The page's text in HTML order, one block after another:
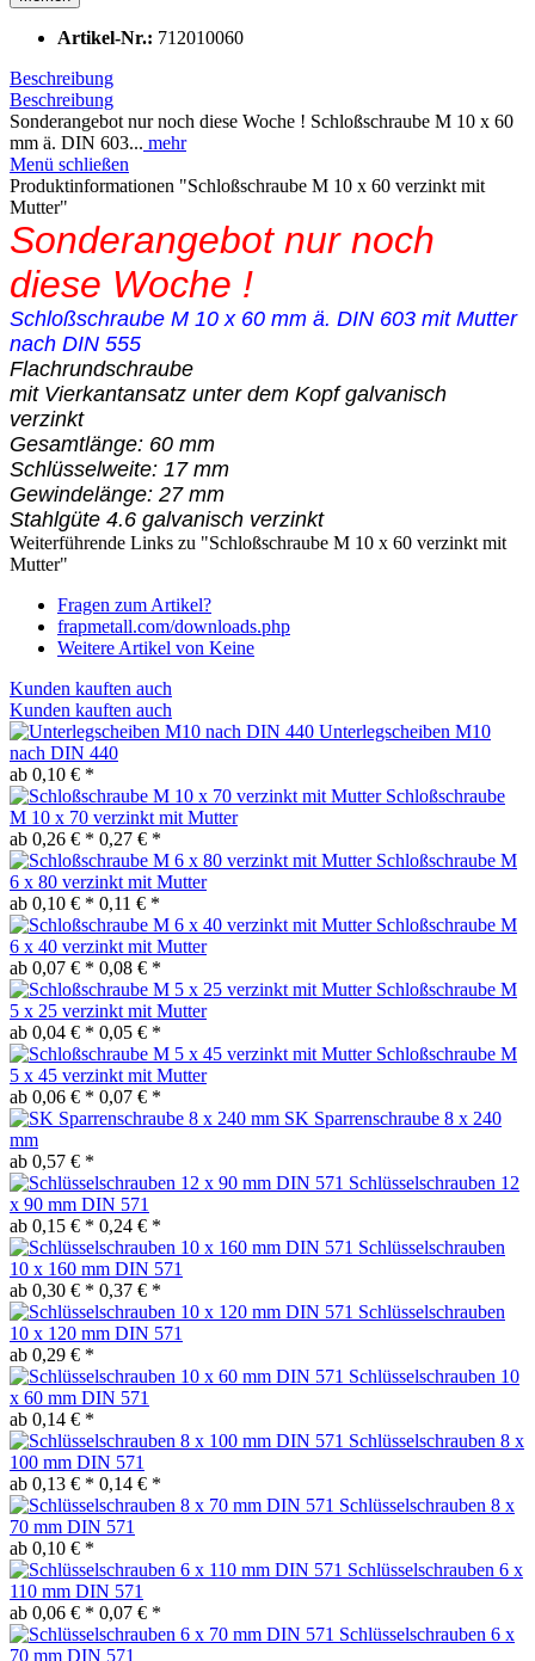
Artikel-Nr.: 712010060
Beschreibung
Beschreibung
Sonderangebot nur noch diese Woche ! Schloßschraube M 10 x 60
mm ä. DIN 603... mehr
Menü schließen
Produktinformationen "Schloßschraube M 10 x 60 verzinkt mit
Mutter"
Sonderangebot nur noch
diese Woche !
Schloßschraube M 10 x 60 mm ä. DIN 603 mit Mutter
nach DIN 555
Flachrundschraube
mit Vierkantansatz unter dem Kopf galvanisch
verzinkt
Gesamtlänge: 60 mm
Schlüsselweite: 17 mm
Gewindelänge: 27 mm
Stahlgüte 4.6 galvanisch verzinkt
Weiterführende Links zu "Schloßschraube M 10 x 60 verzinkt mit
Mutter"
Fragen zum Artikel?
frapmetall.com/downloads.php
Weitere Artikel von Keine
Kunden kauften auch
Kunden kauften auch
Unterlegscheiben M10
nach DIN 440
ab 0,10 € *
Schloßschraube
M 10 x 70 verzinkt mit Mutter
ab 0,26 € * 0,27 € *
Schloßschraube M
6 x 80 verzinkt mit Mutter
ab 0,10 € * 0,11 € *
Schloßschraube M
6 x 40 verzinkt mit Mutter
ab 0,07 € * 0,08 € *
Schloßschraube M
5 x 25 verzinkt mit Mutter
ab 0,04 € * 0,05 € *
Schloßschraube M
5 x 45 verzinkt mit Mutter
ab 0,06 € * 0,07 € *
SK Sparrenschraube 8 x 240
mm
ab 0,57 € *
Schlüsselschrauben 12
x 90 mm DIN 571
ab 0,15 € * 0,24 € *
Schlüsselschrauben
10 x 160 mm DIN 571
ab 0,30 € * 0,37 € *
Schlüsselschrauben
10 x 120 mm DIN 571
ab 0,29 € *
Schlüsselschrauben 10
x 60 mm DIN 571
ab 0,14 € *
Schlüsselschrauben 8 x
100 mm DIN 571
ab 0,13 € * 0,14 € *
Schlüsselschrauben 8 x
70 mm DIN 571
ab 0,10 € *
Schlüsselschrauben 6 x
110 mm DIN 571
ab 0,06 € * 0,07 € *
Schlüsselschrauben 6 x
70 mm DIN 571